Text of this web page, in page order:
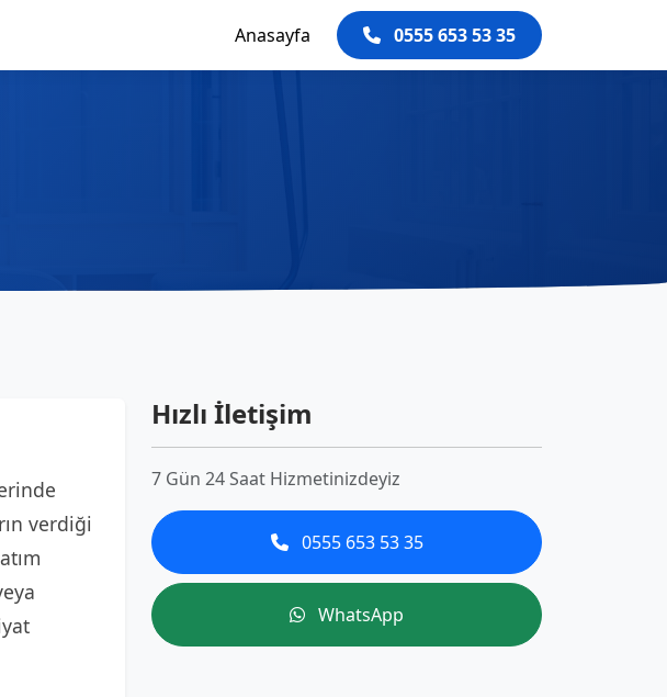
Anasayfa 0555 653 53 35
verdiği
Hızlı İletişim
7 Gün 24 Saat Hizmetinizdeyiz
0555 653 53 35
WhatsApp